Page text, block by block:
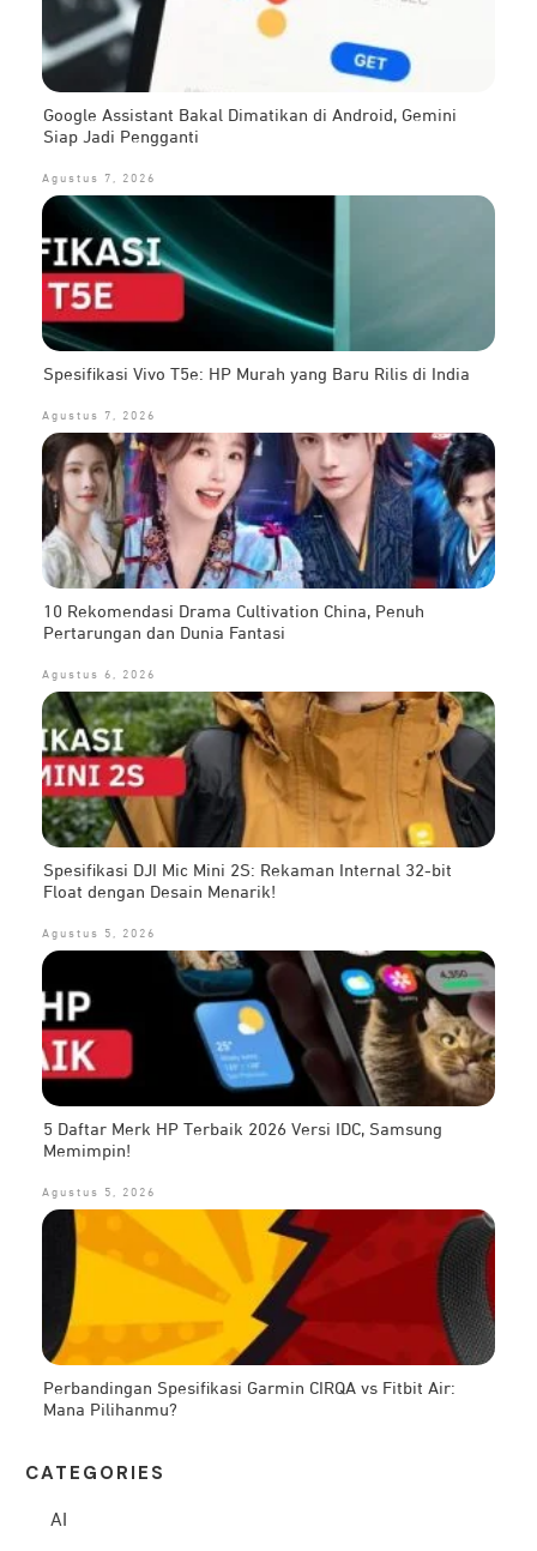
Google Assistant Bakal Dimatikan di Android, Gemini
Siap Jadi Pengganti
Agustus 7, 2026
Spesifikasi Vivo T5e: HP Murah yang Baru Rilis di India
Agustus 7, 2026
10 Rekomendasi Drama Cultivation China, Penuh
Pertarungan dan Dunia Fantasi
Agustus 6, 2026
Spesifikasi DJI Mic Mini 2S: Rekaman Internal 32-bit
Float dengan Desain Menarik!
Agustus 5, 2026
5 Daftar Merk HP Terbaik 2026 Versi IDC, Samsung
Memimpin!
Agustus 5, 2026
Perbandingan Spesifikasi Garmin CIRQA vs Fitbit Air:
Mana Pilihanmu?
CATEG ORIES
AI